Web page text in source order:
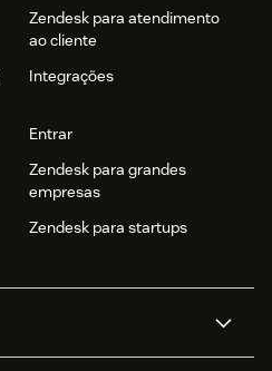
Zendesk para atendimento
ao cliente
Integrações
Entrar
Zendesk para grandes
empresas
Zendesk para startups